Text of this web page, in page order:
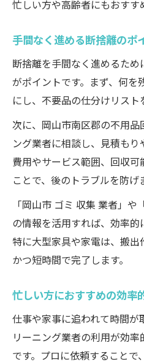
忙しい方や高齢者にもおすす
手間なく進める断捨離のポ
断捨離を手間なく進めるた
がポイントです。まず、何
にし、不要品の仕分けリスト
次に、岡山市南区郡の不用
ング業者に相談し、見積もり
費用やサービス範囲、回収
ことで、後のトラブルを防げ
「岡山市 ゴミ 収集 業者」
の情報を活用すれば、効率的
特に大型家具や家電は、搬
かつ短時間で完了します。
忙しい方におすすめの効率
仕事や家事に追われて時間
リーニング業者の利用が効
です。プロに依頼すること